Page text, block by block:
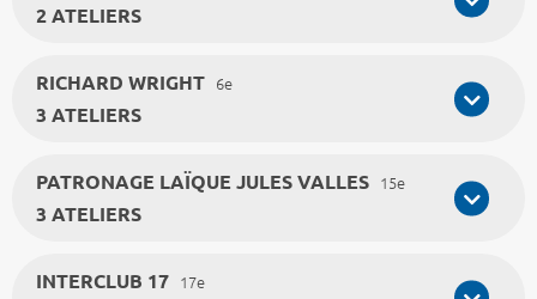
2 ATELIERS
RICHARD WRIGHT 6e
3 ATELIERS
PATRONAGE LAÏQUE JULES VALLES 15e
3 ATELIERS
INTERCLUB 17 17e